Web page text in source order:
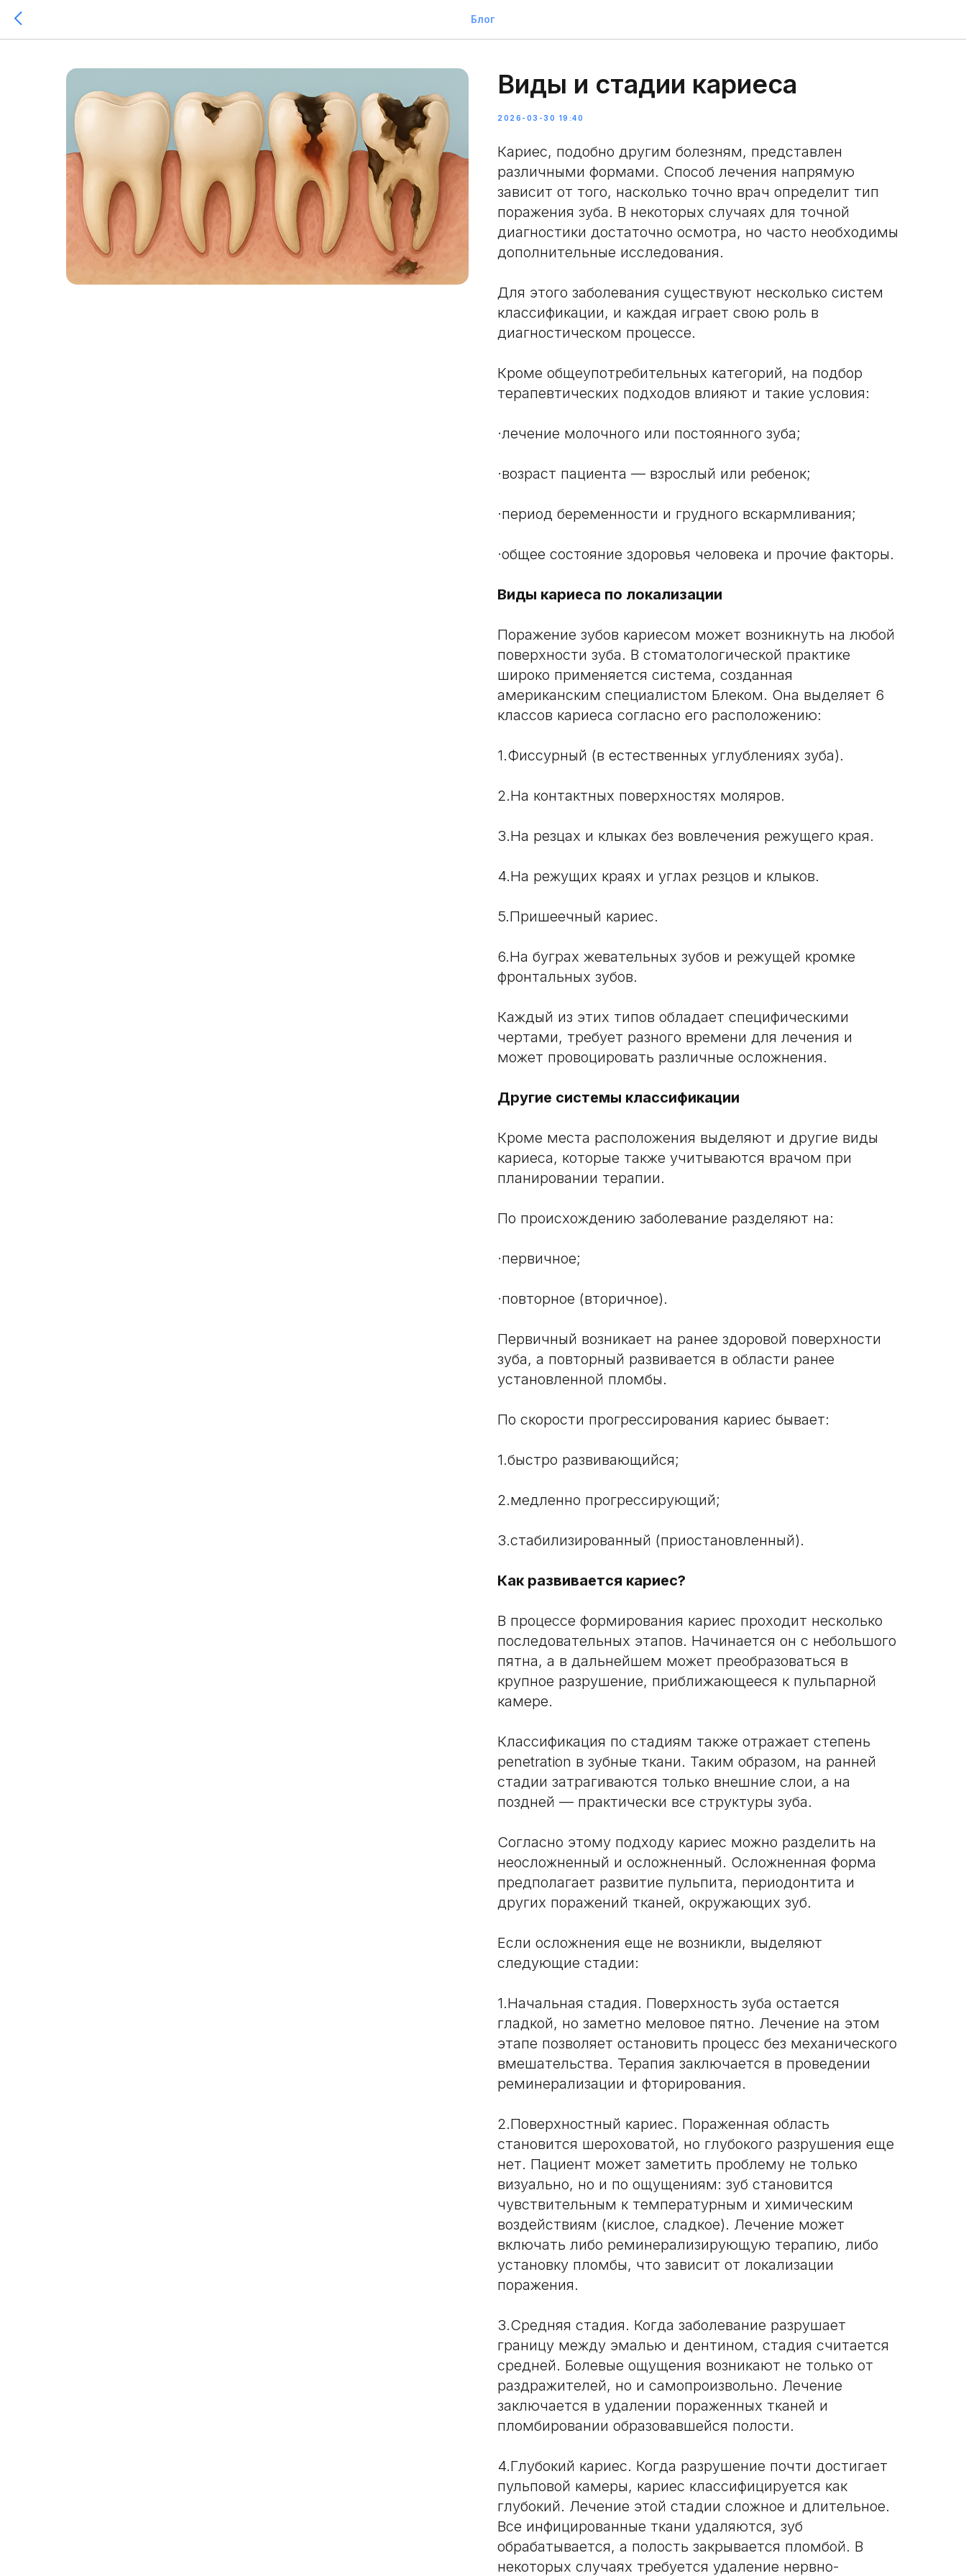
Блог
Виды и стадии кариеса
2026-03-30 19:40
Кариес, подобно другим болезням, представлен
различными формами. Способ лечения напрямую
зависит от того, насколько точно врач определит тип
поражения зуба. В некоторых случаях для точной
диагностики достаточно осмотра, но часто необходимы
дополнительные исследования.
Для этого заболевания существуют несколько систем
классификации, и каждая играет свою роль в
диагностическом процессе.
Кроме общеупотребительных категорий, на подбор
терапевтических подходов влияют и такие условия:
·лечение молочного или постоянного зуба;
·возраст пациента — взрослый или ребенок;
·период беременности и грудного вскармливания;
·общее состояние здоровья человека и прочие факторы.
Виды кариеса по локализации
Поражение зубов кариесом может возникнуть на любой
поверхности зуба. В стоматологической практике
широко применяется система, созданная
американским специалистом Блеком. Она выделяет 6
классов кариеса согласно его расположению:
1.Фиссурный (в естественных углублениях зуба).
2.На контактных поверхностях моляров.
3.На резцах и клыках без вовлечения режущего края.
4.На режущих краях и углах резцов и клыков.
5.Пришеечный кариес.
6.На буграх жевательных зубов и режущей кромке
фронтальных зубов.
Каждый из этих типов обладает специфическими
чертами, требует разного времени для лечения и
может провоцировать различные осложнения.
Другие системы классификации
Кроме места расположения выделяют и другие виды
кариеса, которые также учитываются врачом при
планировании терапии.
По происхождению заболевание разделяют на:
·первичное;
·повторное (вторичное).
Первичный возникает на ранее здоровой поверхности
зуба, а повторный развивается в области ранее
установленной пломбы.
По скорости прогрессирования кариес бывает:
1.быстро развивающийся;
2.медленно прогрессирующий;
3.стабилизированный (приостановленный).
Как развивается кариес?
В процессе формирования кариес проходит несколько
последовательных этапов. Начинается он с небольшого
пятна, а в дальнейшем может преобразоваться в
крупное разрушение, приближающееся к пульпарной
камере.
Классификация по стадиям также отражает степень
penetration в зубные ткани. Таким образом, на ранней
стадии затрагиваются только внешние слои, а на
поздней — практически все структуры зуба.
Согласно этому подходу кариес можно разделить на
неосложненный и осложненный. Осложненная форма
предполагает развитие пульпита, периодонтита и
других поражений тканей, окружающих зуб.
Если осложнения еще не возникли, выделяют
следующие стадии:
1.Начальная стадия. Поверхность зуба остается
гладкой, но заметно меловое пятно. Лечение на этом
этапе позволяет остановить процесс без механического
вмешательства. Терапия заключается в проведении
реминерализации и фторирования.
2.Поверхностный кариес. Пораженная область
становится шероховатой, но глубокого разрушения еще
нет. Пациент может заметить проблему не только
визуально, но и по ощущениям: зуб становится
чувствительным к температурным и химическим
воздействиям (кислое, сладкое). Лечение может
включать либо реминерализирующую терапию, либо
установку пломбы, что зависит от локализации
поражения.
3.Средняя стадия. Когда заболевание разрушает
границу между эмалью и дентином, стадия считается
средней. Болевые ощущения возникают не только от
раздражителей, но и самопроизвольно. Лечение
заключается в удалении пораженных тканей и
пломбировании образовавшейся полости.
4.Глубокий кариес. Когда разрушение почти достигает
пульповой камеры, кариес классифицируется как
глубокий. Лечение этой стадии сложное и длительное.
Все инфицированные ткани удаляются, зуб
обрабатывается, а полость закрывается пломбой. В
некоторых случаях требуется удаление нервно-